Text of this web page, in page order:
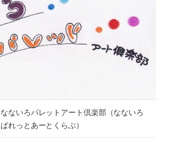
なないろパレットアート倶楽部（なないろ
ぱれっとあーとくらぶ）